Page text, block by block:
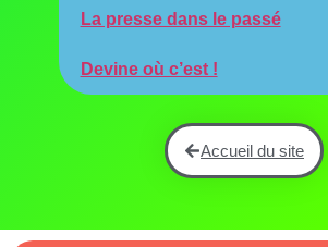
La presse dans le passé
Devine où c’est !
Accueil du site